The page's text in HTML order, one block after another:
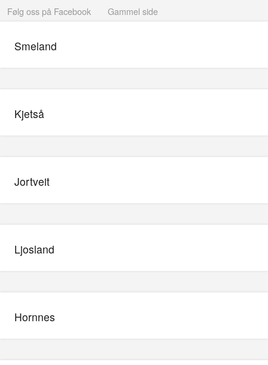
Følg oss på Facebook Gammel side
Smeland
Kjetså
Jortveit
Ljosland
Hornnes